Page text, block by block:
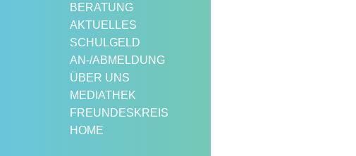
BERATUNG
AKTUELLES
SCHULGELD
AN-/ABMELDUNG
ÜBER UNS
MEDIATHEK
FREUNDESKREIS
HOME